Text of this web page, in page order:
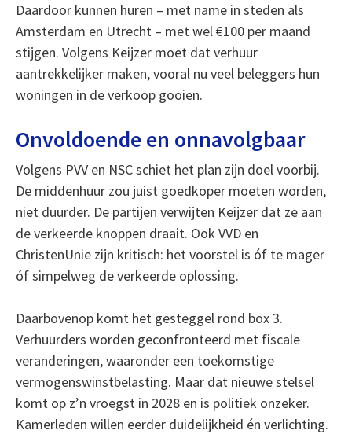
Daardoor kunnen huren – met name in steden als
Amsterdam en Utrecht – met wel €100 per maand
stijgen. Volgens Keijzer moet dat verhuur
aantrekkelijker maken, vooral nu veel beleggers hun
woningen in de verkoop gooien.
Onvoldoende en onnavolgbaar
Volgens PVV en NSC schiet het plan zijn doel voorbij.
De middenhuur zou juist goedkoper moeten worden,
niet duurder. De partijen verwijten Keijzer dat ze aan
de verkeerde knoppen draait. Ook VVD en
ChristenUnie zijn kritisch: het voorstel is óf te mager
óf simpelweg de verkeerde oplossing.
Daarbovenop komt het gesteggel rond box 3.
Verhuurders worden geconfronteerd met fiscale
veranderingen, waaronder een toekomstige
vermogenswinstbelasting. Maar dat nieuwe stelsel
komt op z’n vroegst in 2028 en is politiek onzeker.
Kamerleden willen eerder duidelijkheid én verlichting.